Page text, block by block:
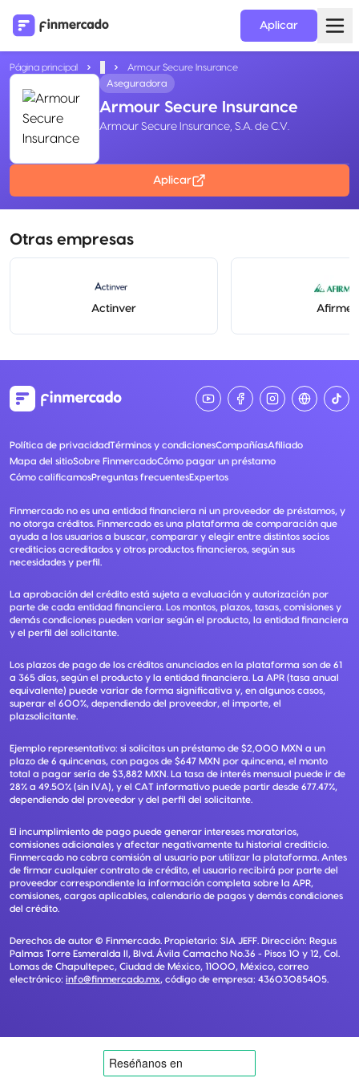
Aplicar
Página principal
Armour Secure Insurance
Aseguradora
Armour Secure Insurance
Armour Secure Insurance, S.A. de C.V.
Aplicar
Otras empresas
Actinver Afirme
Política de privacidadTérminos y condicionesCompañíasAfiliado
Mapa del sitioSobre FinmercadoCómo pagar un préstamo
Cómo calificamosPreguntas frecuentesExpertos
Finmercado no es una entidad financiera ni un proveedor de préstamos, y
no otorga créditos. Finmercado es una plataforma de comparación que
ayuda a los usuarios a buscar, comparar y elegir entre distintos socios
crediticios acreditados y otros productos financieros, según sus
necesidades y perfil.
La aprobación del crédito está sujeta a evaluación y autorización por
parte de cada entidad financiera. Los montos, plazos, tasas, comisiones y
demás condiciones pueden variar según el producto, la entidad financiera
y el perfil del solicitante.
Los plazos de pago de los créditos anunciados en la plataforma son de 61
a 365 días, según el producto y la entidad financiera. La APR (tasa anual
equivalente) puede variar de forma significativa y, en algunos casos,
superar el 600%, dependiendo del proveedor, el importe, el
plazsolicitante.
Ejemplo representativo: si solicitas un préstamo de $2,000 MXN a un
plazo de 6 quincenas, con pagos de $647 MXN por quincena, el monto
total a pagar sería de $3,882 MXN. La tasa de interés mensual puede ir de
28% a 49.50% (sin IVA), y el CAT informativo puede partir desde 677.47%,
dependiendo del proveedor y del perfil del solicitante.
El incumplimiento de pago puede generar intereses moratorios,
comisiones adicionales y afectar negativamente tu historial crediticio.
Finmercado no cobra comisión al usuario por utilizar la plataforma. Antes
de firmar cualquier contrato de crédito, el usuario recibirá por parte del
proveedor correspondiente la información completa sobre la APR,
comisiones, cargos aplicables, calendario de pagos y demás condiciones
del crédito.
Derechos de autor © Finmercado. Propietario: SIA JEFF. Dirección: Regus
Palmas Torre Esmeralda II, Blvd. Ávila Camacho No.36 - Pisos 10 y 12, Col.
Lomas de Chapultepec, Ciudad de México, 11000, México, correo
electrónico: info@finmercado.mx, código de empresa: 43603085405.